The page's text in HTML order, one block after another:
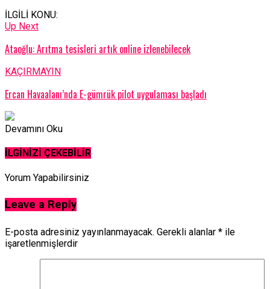
İLGİLİ KONU:
Up Next
Ataoğlu: Arıtma tesisleri artık online izlenebilecek
KAÇIRMAYIN
Ercan Havaalanı’nda E-gümrük pilot uygulaması başladı
Devamını Oku
İLGİNİZİ ÇEKEBİLİR
Yorum Yapabilirsiniz
Leave a Reply
E-posta adresiniz yayınlanmayacak. Gerekli alanlar * ile
işaretlenmişlerdir